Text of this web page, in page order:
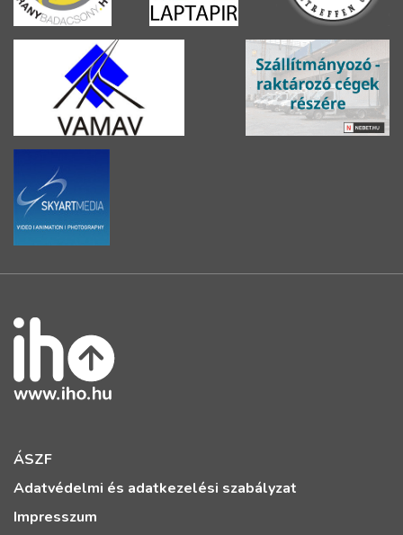
ÁSZF
Adatvédelmi és adatkezelési szabályzat
Impresszum